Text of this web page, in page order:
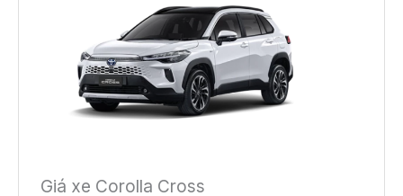
Giá xe Corolla Cross